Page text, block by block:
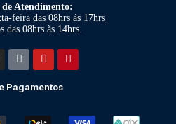
Atendimento:
feira das 08hrs ás 17hrs
das 08hrs às 14hrs.
Pagamentos